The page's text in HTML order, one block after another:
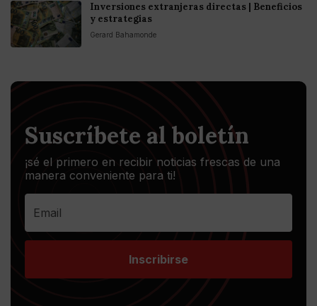
Inversiones extranjeras directas | Beneficios
y estrategias
Gerard Bahamonde
Suscríbete al boletín
¡sé el primero en recibir noticias frescas de una
manera conveniente para ti!
Inscribirse